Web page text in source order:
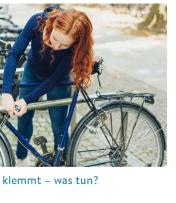
klemmt – was tun?